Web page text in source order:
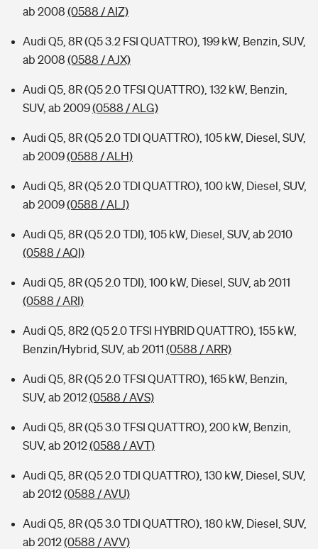
ab 2008 (0588 / AIZ)
Audi Q5, 8R (Q5 3.2 FSI QUATTRO), 199 kW, Benzin, SUV,
ab 2008 (0588 / AJX)
Audi Q5, 8R (Q5 2.0 TFSI QUATTRO), 132 kW, Benzin,
SUV, ab 2009(0588 / ALG)
Audi Q5, 8R (Q5 2.0 TDI QUATTRO), 105 kW, Diesel, SUV,
ab 2009(0588 / ALH)
Audi Q5, 8R (Q5 2.0 TDI QUATTRO), 100 kW, Diesel, SUV,
ab 2009(0588 / ALJ)
Audi Q5, 8R (Q5 2.0 TDI), 105 kW, Diesel, SUV, ab 2010
(0588 / AQI)
Audi Q5, 8R (Q5 2.0 TDI), 100 kW, Diesel, SUV, ab 2011
(0588 / ARI)
Audi Q5, 8R2 (Q5 2.0 TFSI HYBRID QUATTRO), 155 kW,
Benzin/Hybrid, SUV, ab 2011 (0588 / ARR)
Audi Q5, 8R (Q5 2.0 TFSI QUATTRO), 165 kW, Benzin,
SUV, ab 2012(0588 / AVS)
Audi Q5, 8R (Q5 3.0 TFSI QUATTRO), 200 kW, Benzin,
SUV, ab 2012(0588 / AVT)
Audi Q5, 8R (Q5 2.0 TDI QUATTRO), 130 kW, Diesel, SUV,
ab 2012(0588 / AVU)
Audi Q5, 8R (Q5 3.0 TDI QUATTRO), 180 kW, Diesel, SUV,
ab 2012(0588 / AVV)